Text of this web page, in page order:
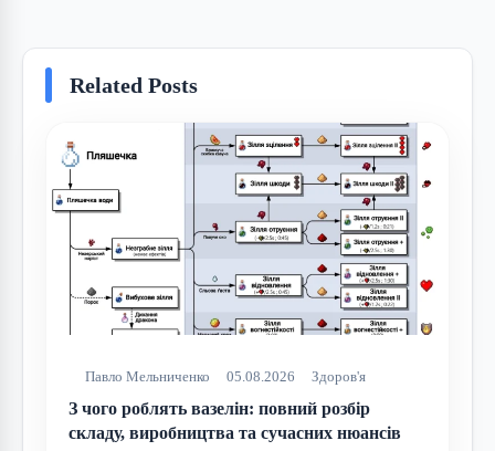
Related Posts
Павло Мельниченко 05.08.2026 Здоров'я
З чого роблять вазелін: повний розбір
складу, виробництва та сучасних нюансів